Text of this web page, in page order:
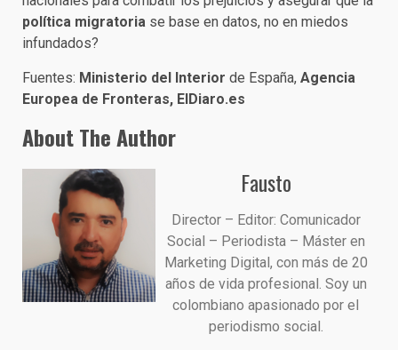
política migratoria se base en datos, no en miedos
infundados?
Fuentes: Ministerio del Interior de España, Agencia
Europea de Fronteras, ElDiaro.es
About The Author
Fausto
Director – Editor: Comunicador
Social – Periodista – Máster en
Marketing Digital, con más de 20
años de vida profesional. Soy un
colombiano apasionado por el
periodismo social.